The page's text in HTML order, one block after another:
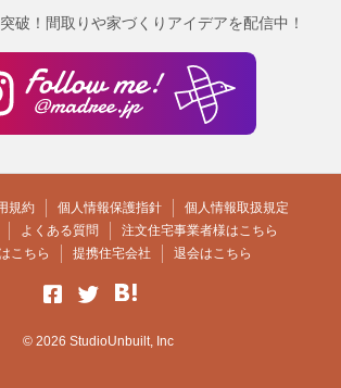
破！間取りや家づくりアイデアを配信中！
規約 個人情報保護指針
個人情報取扱規定
よくある質問
注文住宅事業者様はこちら
こちら
提携住宅会社 退会はこちら
© 2026 StudioUnbuilt, Inc